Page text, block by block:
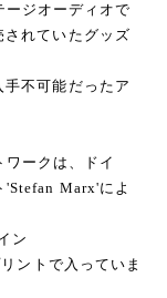
ージオーディオで
れていたグッズ
不可能だったア
ークは、ドイ
'Stefan Marx'によ
ン
ントで入っていま